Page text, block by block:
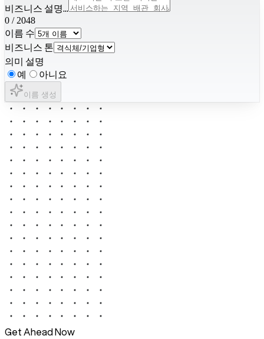
비즈니스 설명...
0 / 2048
이름 수
비즈니스 톤
의미 설명
예 아니요
이름 생성
Get Ahead Now